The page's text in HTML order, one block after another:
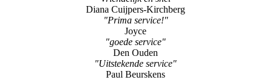
Kim Jordan
"Uitstekende service"
Rick Braken
"Vriendelijk en snel"
Diana Cuijpers-Kirchberg
"Prima service!"
Joyce